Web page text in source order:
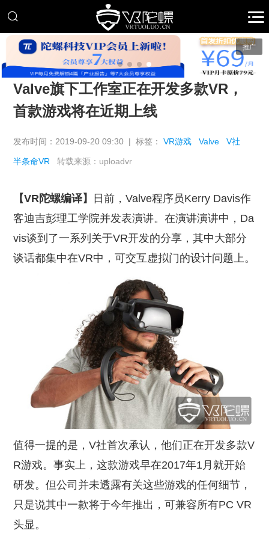
推广
Valve旗下工作室正在开发多款VR，
首款游戏将在近期上线
发布时间：2019-09-20 09:30 | 标签：VR游戏 Valve V社
半条命VR 转载来源：uploadvr
【VR陀螺编译】
日前，Valve程序员Kerry Davis作
客迪吉彭理工学院并发表演讲。在演讲演讲中，Da
vis谈到了一系列关于VR开发的分享，其中大部分
谈话都集中在VR中，可交互虚拟门的设计问题上。
值得一提的是，V社首次承认，他们正在开发多款V
R游戏。事实上，这款游戏早在2017年1 月就开始
研发。但公司并未透露有关这些游戏的任何细节，
只是说其中一款将于今年推出，可兼容所有PC VR
头显。